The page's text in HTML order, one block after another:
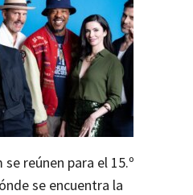
reúnen para el 15.º
se encuentra la